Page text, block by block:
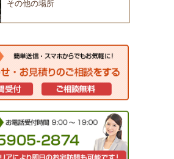
その他の場所